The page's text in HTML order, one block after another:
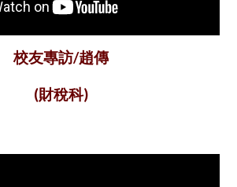
校友專訪/趙傳
(財稅科)